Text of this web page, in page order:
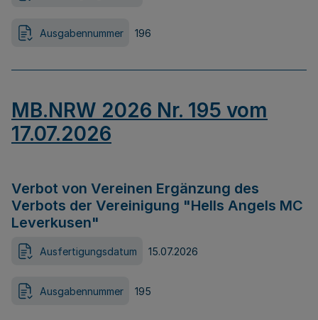
Ausgabennummer 196
MB.NRW 2026 Nr. 195 vom
17.07.2026
Verbot von Vereinen Ergänzung des
Verbots der Vereinigung "Hells Angels MC
Leverkusen"
Ausfertigungsdatum 15.07.2026
Ausgabennummer 195